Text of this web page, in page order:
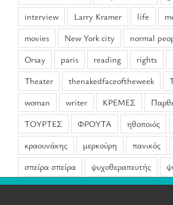
interview
Larry Kramer life
movies
New York city normal
Orsay
paris reading rights
Theater
thenakedfaceoftheweek
woman
writer ΚΡΕΜΕΣ
ΤΟΥΡΤΕΣ
ΦΡΟΥΤΑ ηθοποιός
κραουνάκης
μερκούρη πανικός
σπείρα σπείρα
ψυχοθεραπευτής